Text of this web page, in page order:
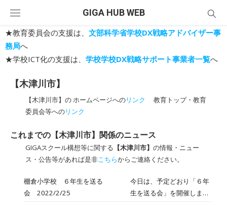
content
GIGA HUB WEB
★教育委員会の支援は、 文部科学省学校DX戦略アドバイザー事
務局へ
★学校ICT化の支援は、 学校学校DX戦略サポート事業者一覧へ
【木津川市】
【木津川市】の ホームページへのリンク
教育トップ・教育
委員会等へのリンク
これまでの【木津川市】関係のニュース
GIGAスクール構想等に関する 【木津川市】 の情報・ニュー
ス・公告等があれば是非こちらからご連絡ください。
棚倉小学校 ６年生を送る
会 2022/2/25
今日は、予定どおり「６年
生を送る会」を開催しまし